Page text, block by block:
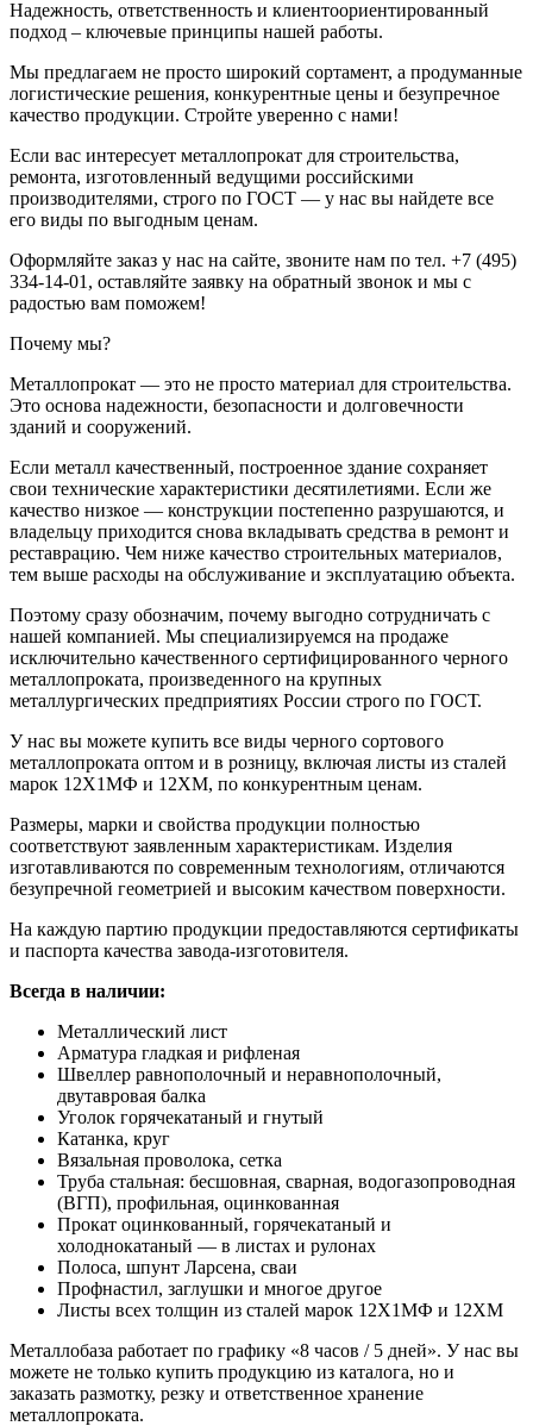
Надежность, ответственность и клиентоориентированный
подход – ключевые принципы нашей работы.
Мы предлагаем не просто широкий сортамент, а продуманные
логистические решения, конкурентные цены и безупречное
качество продукции. Стройте уверенно с нами!
Если вас интересует металлопрокат для строительства,
ремонта, изготовленный ведущими российскими
производителями, строго по ГОСТ — у нас вы найдете все
его виды по выгодным ценам.
Оформляйте заказ у нас на сайте, звоните нам по тел. +7 (495)
334-14-01, оставляйте заявку на обратный звонок и мы с
радостью вам поможем!
Почему мы?
Металлопрокат — это не просто материал для строительства.
Это основа надежности, безопасности и долговечности
зданий и сооружений.
Если металл качественный, построенное здание сохраняет
свои технические характеристики десятилетиями. Если же
качество низкое — конструкции постепенно разрушаются, и
владельцу приходится снова вкладывать средства в ремонт и
реставрацию. Чем ниже качество строительных материалов,
тем выше расходы на обслуживание и эксплуатацию объекта.
Поэтому сразу обозначим, почему выгодно сотрудничать с
нашей компанией. Мы специализируемся на продаже
исключительно качественного сертифицированного черного
металлопроката, произведенного на крупных
металлургических предприятиях России строго по ГОСТ.
У нас вы можете купить все виды черного сортового
металлопроката оптом и в розницу, включая листы из сталей
марок 12Х1МФ и 12ХМ, по конкурентным ценам.
Размеры, марки и свойства продукции полностью
соответствуют заявленным характеристикам. Изделия
изготавливаются по современным технологиям, отличаются
безупречной геометрией и высоким качеством поверхности.
На каждую партию продукции предоставляются сертификаты
и паспорта качества завода-изготовителя.
Всегда в наличии:
Металлический лист
Арматура гладкая и рифленая
Швеллер равнополочный и неравнополочный,
двутавровая балка
Уголок горячекатаный и гнутый
Катанка, круг
Вязальная проволока, сетка
Труба стальная: бесшовная, сварная, водогазопроводная
(ВГП), профильная, оцинкованная
Прокат оцинкованный, горячекатаный и
холоднокатаный — в листах и рулонах
Полоса, шпунт Ларсена, сваи
Профнастил, заглушки и многое другое
Листы всех толщин из сталей марок 12Х1МФ и 12ХМ
Металлобаза работает по графику «8 часов / 5 дней». У нас вы
можете не только купить продукцию из каталога, но и
заказать размотку, резку и ответственное хранение
металлопроката.